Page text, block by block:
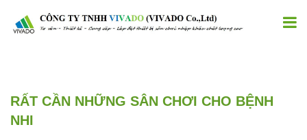
RẤT CẦN NHỮNG SÂN CHƠI CHO BỆNH
NHI